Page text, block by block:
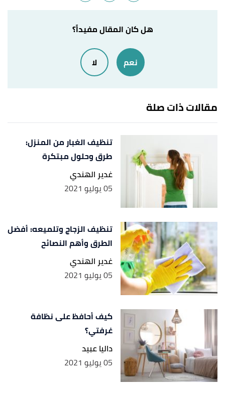
"What is Beeswax Furniture Polish?: How to Apply
4/10/2022. Edited.
"What Are the Disadvantages & Advantages of
4/10/2022. Edited.
هل كان المقال مفيداً؟
نعم لا
مقالات ذات صلة
تنظيف الغبار من المنزل:
طرق وحلول مبتكرة
غدير الهندي
05 يوليو 2021
تنظيف الزجاج وتلميعه: أفضل
الطرق وأهم النصائح
غدير الهندي
05 يوليو 2021
كيف أحافظ على نظافة
غرفتي؟
داليا عبيد
05 يوليو 2021